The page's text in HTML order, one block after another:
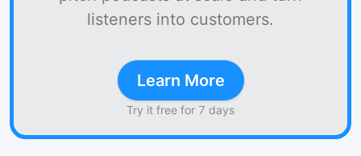
listeners into customers.
Learn More
Try it free for 7 days